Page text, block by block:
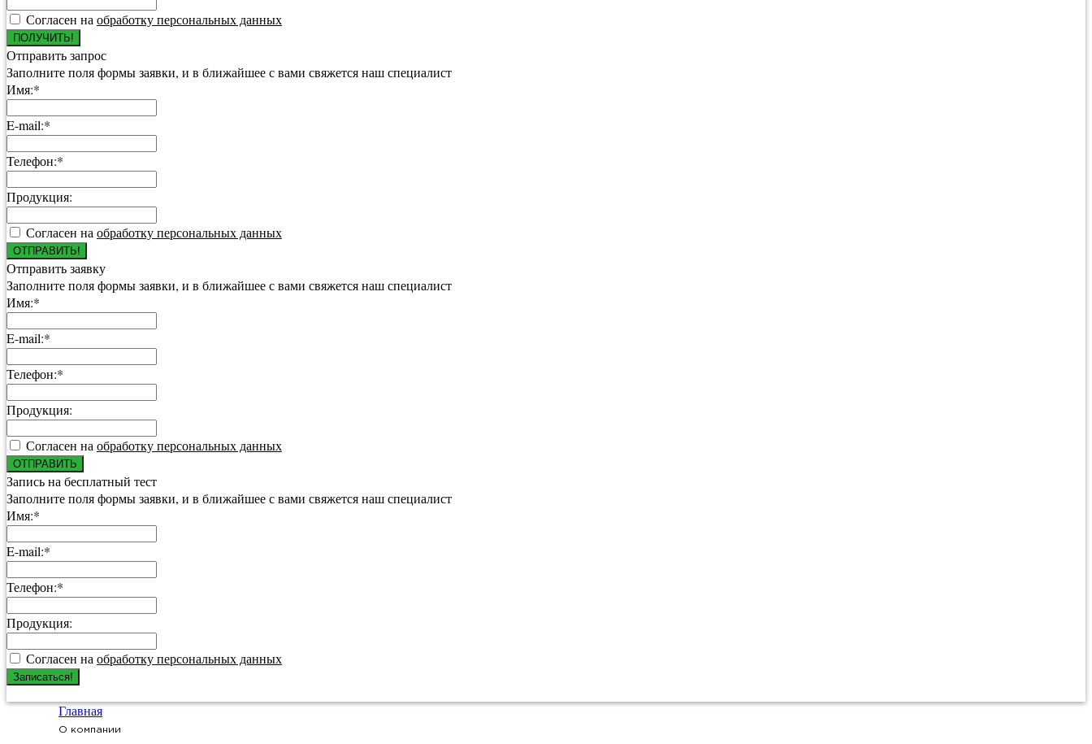
Согласен на обработку персональных данных
ПОЛУЧИТЬ!
Отправить запрос
Заполните поля формы заявки, и в ближайшее с вами свяжется наш специалист
Имя:*
E-mail:*
Телефон:*
Продукция:
Согласен на обработку персональных данных
ОТПРАВИТЬ!
Отправить заявку
Заполните поля формы заявки, и в ближайшее с вами свяжется наш специалист
Имя:*
E-mail:*
Телефон:*
Продукция:
Согласен на обработку персональных данных
ОТПРАВИТЬ
Запись на бесплатный тест
Заполните поля формы заявки, и в ближайшее с вами свяжется наш специалист
Имя:*
E-mail:*
Телефон:*
Продукция:
Согласен на обработку персональных данных
Записаться!
Главная
О компании